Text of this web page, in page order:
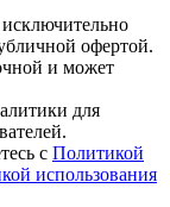
офертой.
и может
для
с Политикой
использования